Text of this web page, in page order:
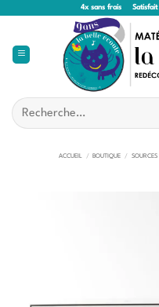
4x sans frais
Recherche
pour :
ACCUEIL / BOUTIQUE / SOURCES